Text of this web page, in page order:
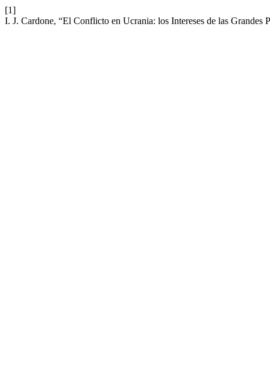
[1]
I. J. Cardone, “El Conflicto en Ucrania: los Intereses de las Grandes